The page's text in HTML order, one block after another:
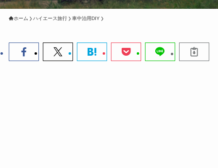
ホーム ハイエース旅行 車中泊用DIY